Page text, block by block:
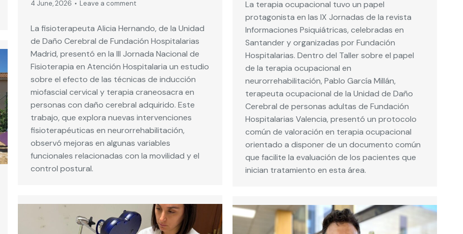
4 June, 2026
Leave a comment
La fisioterapeuta Alicia Hernando, de la Unidad
de Daño Cerebral de Fundación Hospitalarias
Madrid, presentó en la III Jornada Nacional de
Fisioterapia en Atención Hospitalaria un estudio
sobre el efecto de las técnicas de inducción
miofascial cervical y terapia craneosacra en
personas con daño cerebral adquirido. Este
trabajo, que explora nuevas intervenciones
fisioterapéuticas en neurorrehabilitación,
observó mejoras en algunas variables
funcionales relacionadas con la movilidad y el
control postural.
La terapia ocupacional tuvo un papel
protagonista en las IX Jornadas de la revista
Informaciones Psiquiátricas, celebradas en
Santander y organizadas por Fundación
Hospitalarias. Dentro del Taller sobre el papel
de la terapia ocupacional en
neurorrehabilitación, Pablo García Millán,
terapeuta ocupacional de la Unidad de Daño
Cerebral de personas adultas de Fundación
Hospitalarias Valencia, presentó un protocolo
común de valoración en terapia ocupacional
orientado a disponer de un documento común
que facilite la evaluación de los pacientes que
inician tratamiento en esta área.